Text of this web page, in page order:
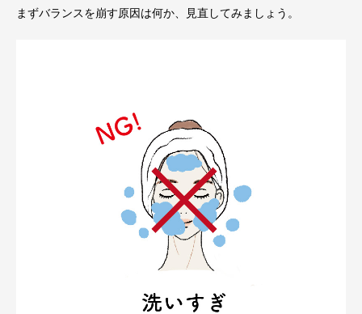
まずバランスを崩す原因は何か、見直してみましょう。